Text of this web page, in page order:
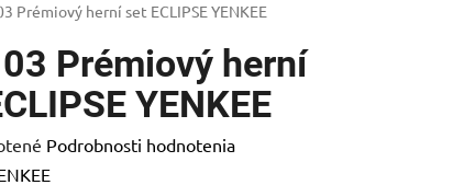
Prémiový herní set ECLIPSE YENKEE
03 Prémiový herní
YENKEE
Podrobnosti hodnotenia